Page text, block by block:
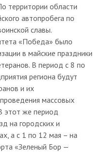
территории области
автопробега по
славы.
«Победа» было
в майские праздники
В период с 8 по
региона будут
и их
массовых
этот же период
на городских и
а с 1 по 12 мая – на
«Зеленый Бор —